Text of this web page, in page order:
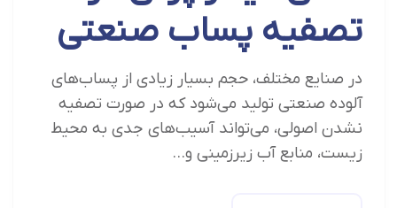
تصفیه پساب صنعتی
در صنایع مختلف، حجم بسیار زیادی از پساب‌های
آلوده صنعتی تولید می‌شود که در صورت تصفیه
نشدن اصولی، می‌تواند آسیب‌های جدی به محیط
زیست، منابع آب زیرزمینی و...